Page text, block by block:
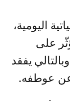
اليومية،
على
يفقد
عن عوطفه.